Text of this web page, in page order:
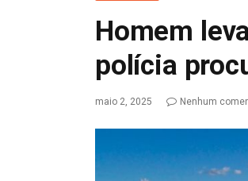
Homem
polícia
maio 2, 2025 Nenhum